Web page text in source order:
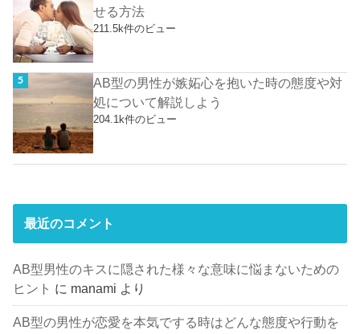
せる方法
211.5k件のビュー
AB型の男性が嫉妬心を抱いた時の態度や対
処について解説しよう
204.1k件のビュー
最近のコメント
AB型男性のキスに隠された様々な意味に悩まないための
ヒント に manami より
AB型の男性が恋愛を本気でする時はどんな態度や行動を